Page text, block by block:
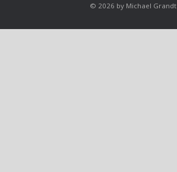
© 2026 by Michael Grandt